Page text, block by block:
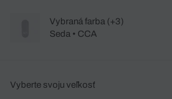
Vybraná farba (+3)
Seda • CCA
Vyberte svoju veľkosť